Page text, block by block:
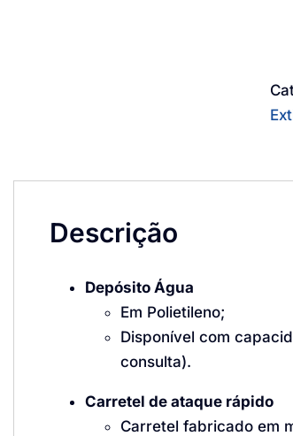
Descrição
Depósito Água
Em Polietileno;
Disponível com
consulta).
Carretel de ataque rápido
Carretel fabricado em